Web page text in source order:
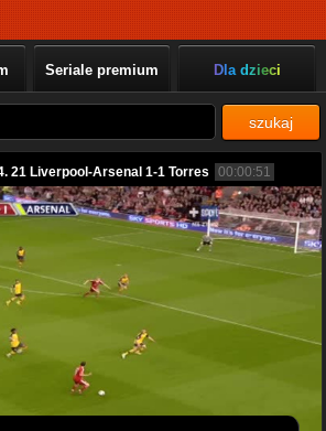
Seriale premium Dla dzieci
szukaj
21 Liverpool-Arsenal 1-1 Torres 00:00:51